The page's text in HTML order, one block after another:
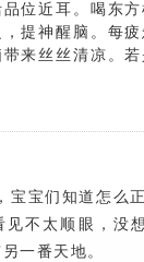
位近耳。喝东
提神醒脑。每
来丝丝清凉。
宝们知道怎么正
见不太顺眼，没
一番天地。